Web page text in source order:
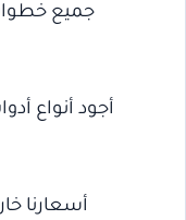
جميع
أجود أنواع
أسعارنا